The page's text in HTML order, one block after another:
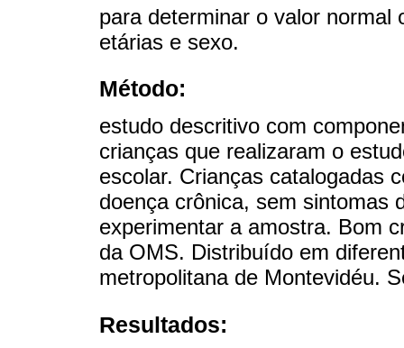
para determinar o valor
etárias e sexo.
Método:
estudo descritivo com
crianças que realizaram o
escolar. Crianças catalogadas
doença crônica, sem sintomas
experimentar a amostra. Bom
da OMS. Distribuído em
metropolitana de Montevidéu.
Resultados: